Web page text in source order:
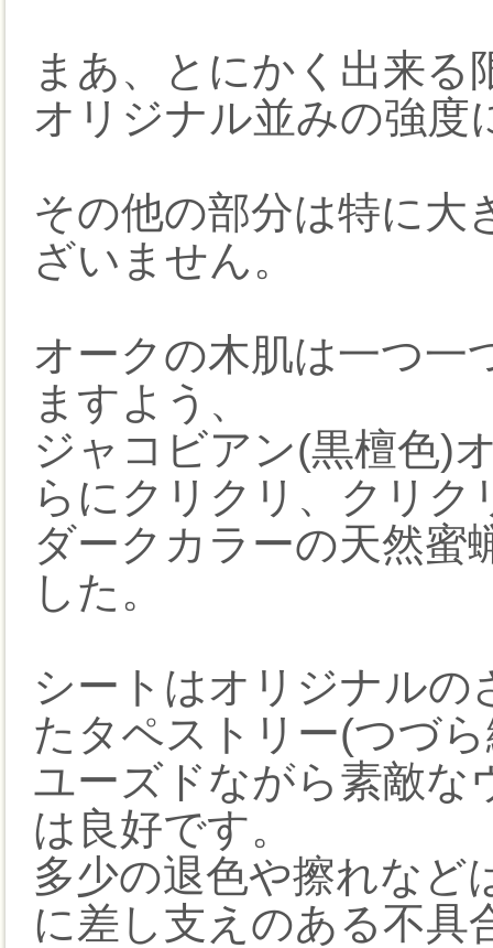
まあ、とにかく出来
オリジナル並みの強度
その他の部分は特に大
ざいません。
オークの木肌は一つ一
ますよう、
ジャコビアン(黒檀色)
らにクリクリ、クリク
ダークカラーの天然蜜
した。
シートはオリジナルの
たタペストリー(つづ
ユーズドながら素敵な
は良好です。
多少の退色や擦れなど
に差し支えのある不具